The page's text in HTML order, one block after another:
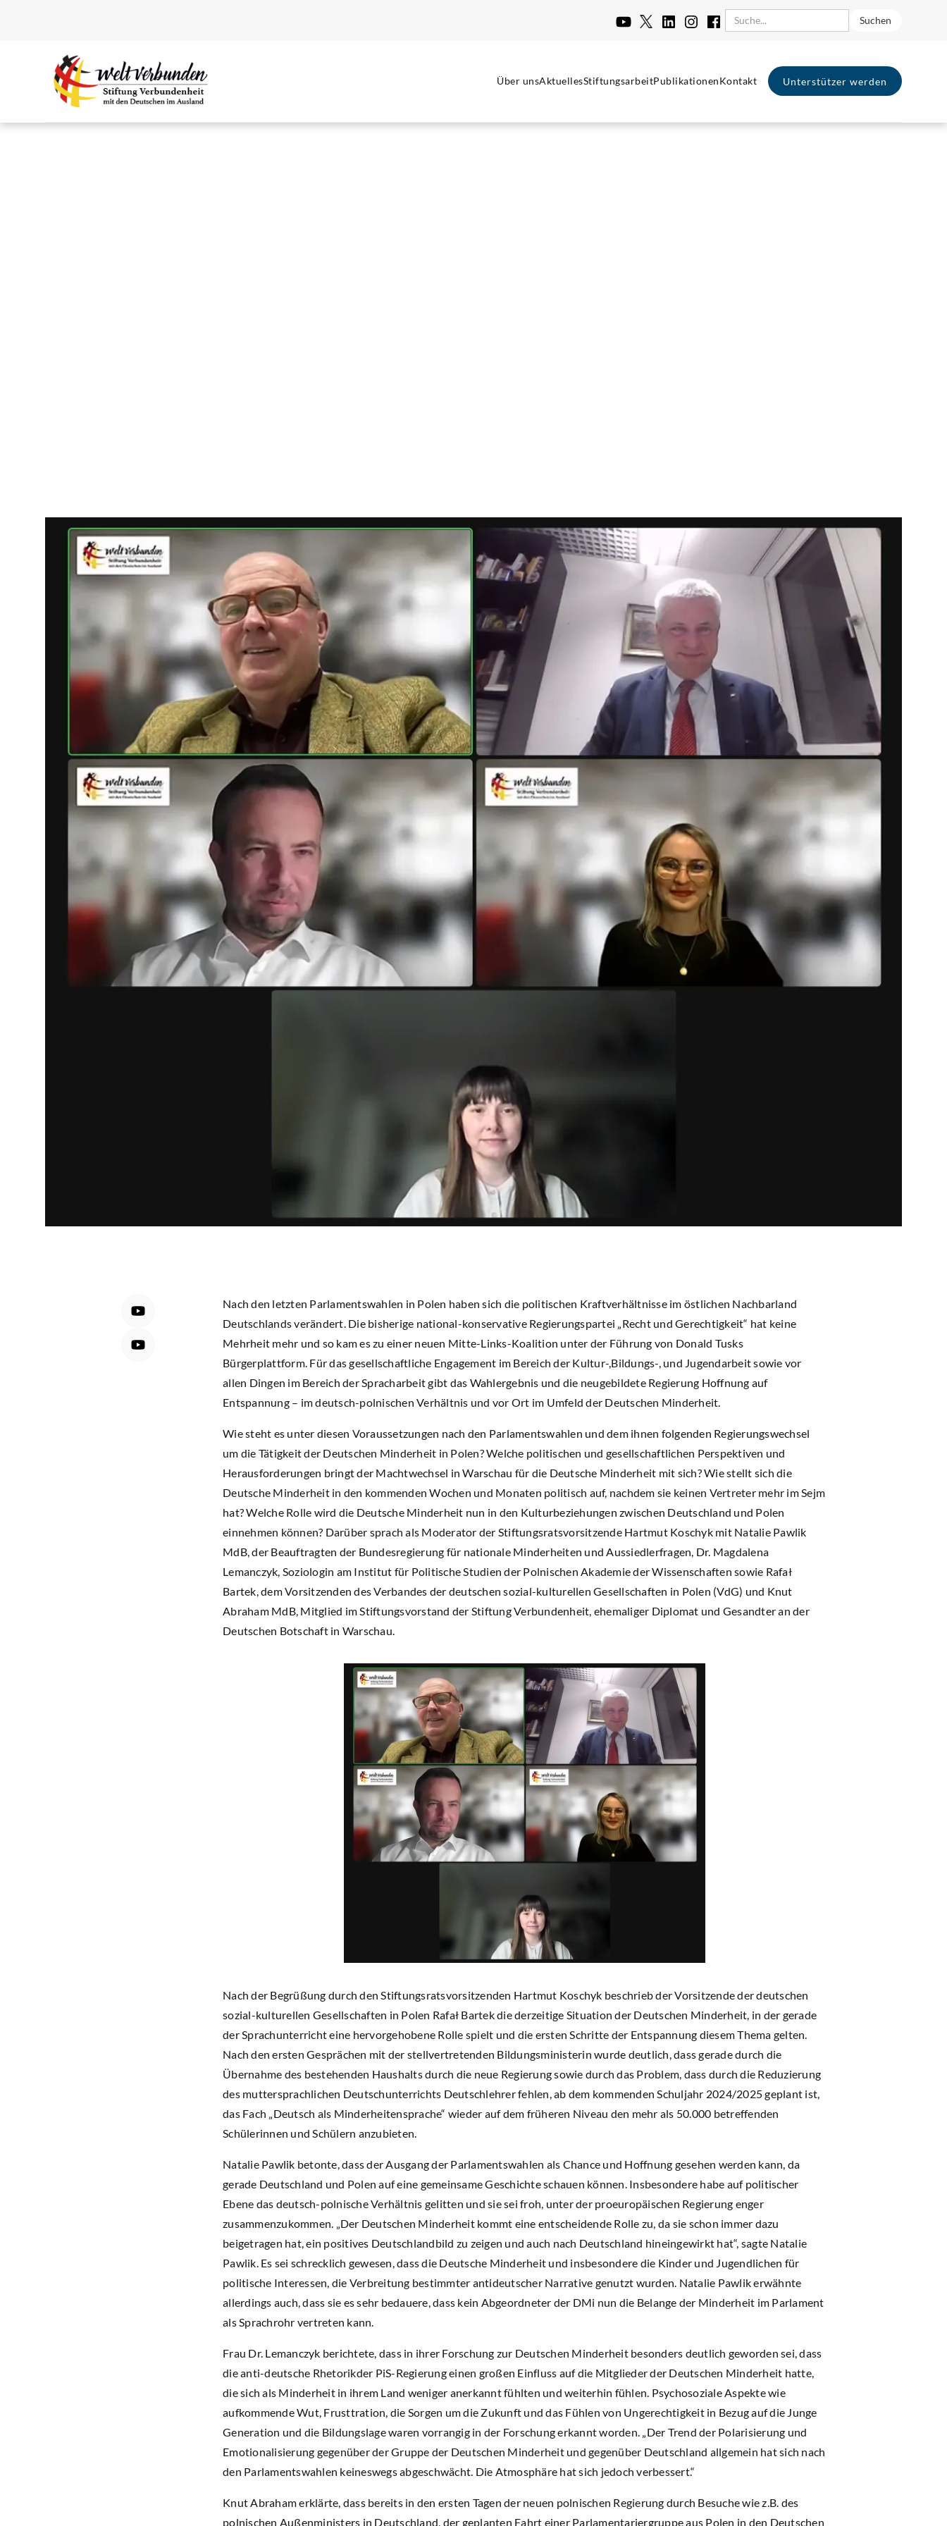
Über unsAktuellesStiftungsarbeitPublikationenKontakt Unterstützer werden
Nach den letzten Parlamentswahlen in Polen haben sich die politischen Kraftverhältnisse im östlichen Nachbarland
Deutschlands verändert. Die bisherige national-konservative Regierungspartei „Recht und Gerechtigkeit“ hat keine
Mehrheit mehr und so kam es zu einer neuen Mitte-Links-Koalition unter der Führung von Donald Tusks
Bürgerplattform. Für das gesellschaftliche Engagement im Bereich der Kultur-,Bildungs-, und Jugendarbeit sowie vor
allen Dingen im Bereich der Spracharbeit gibt das Wahlergebnis und die neugebildete Regierung Hoffnung auf
Entspannung – im deutsch-polnischen Verhältnis und vor Ort im Umfeld der Deutschen Minderheit.
Wie steht es unter diesen Voraussetzungen nach den Parlamentswahlen und dem ihnen folgenden Regierungswechsel
um die Tätigkeit der Deutschen Minderheit in Polen? Welche politischen und gesellschaftlichen Perspektiven und
Herausforderungen bringt der Machtwechsel in Warschau für die Deutsche Minderheit mit sich? Wie stellt sich die
Deutsche Minderheit in den kommenden Wochen und Monaten politisch auf, nachdem sie keinen Vertreter mehr im Sejm
hat? Welche Rolle wird die Deutsche Minderheit nun in den Kulturbeziehungen zwischen Deutschland und Polen
einnehmen können? Darüber sprach als Moderator der Stiftungsratsvorsitzende Hartmut Koschyk mit Natalie Pawlik
MdB, der Beauftragten der Bundesregierung für nationale Minderheiten und Aussiedlerfragen, Dr. Magdalena
Lemanczyk, Soziologin am Institut für Politische Studien der Polnischen Akademie der Wissenschaften sowie Rafał
Bartek, dem Vorsitzenden des Verbandes der deutschen sozial-kulturellen Gesellschaften in Polen (VdG) und Knut
Abraham MdB, Mitglied im Stiftungsvorstand der Stiftung Verbundenheit, ehemaliger Diplomat und Gesandter an der
Deutschen Botschaft in Warschau.
Nach der Begrüßung durch den Stiftungsratsvorsitzenden Hartmut Koschyk beschrieb der Vorsitzende der deutschen
sozial-kulturellen Gesellschaften in Polen Rafał Bartek die derzeitige Situation der Deutschen Minderheit, in der gerade
der Sprachunterricht eine hervorgehobene Rolle spielt und die ersten Schritte der Entspannung diesem Thema gelten.
Nach den ersten Gesprächen mit der stellvertretenden Bildungsministerin wurde deutlich, dass gerade durch die
Übernahme des bestehenden Haushalts durch die neue Regierung sowie durch das Problem, dass durch die Reduzierung
des muttersprachlichen Deutschunterrichts Deutschlehrer fehlen, ab dem kommenden Schuljahr 2024/2025 geplant ist,
das Fach „Deutsch als Minderheitensprache“ wieder auf dem früheren Niveau den mehr als 50.000 betreffenden
Schülerinnen und Schülern anzubieten.
Natalie Pawlik betonte, dass der Ausgang der Parlamentswahlen als Chance und Hoffnung gesehen werden kann, da
gerade Deutschland und Polen auf eine gemeinsame Geschichte schauen können. Insbesondere habe auf politischer
Ebene das deutsch-polnische Verhältnis gelitten und sie sei froh, unter der proeuropäischen Regierung enger
zusammenzukommen. „Der Deutschen Minderheit kommt eine entscheidende Rolle zu, da sie schon immer dazu
beigetragen hat, ein positives Deutschlandbild zu zeigen und auch nach Deutschland hineingewirkt hat“, sagte Natalie
Pawlik. Es sei schrecklich gewesen, dass die Deutsche Minderheit und insbesondere die Kinder und Jugendlichen für
politische Interessen, die Verbreitung bestimmter antideutscher Narrative genutzt wurden. Natalie Pawlik erwähnte
allerdings auch, dass sie es sehr bedauere, dass kein Abgeordneter der DMi nun die Belange der Minderheit im Parlament
als Sprachrohr vertreten kann.
Frau Dr. Lemanczyk berichtete, dass in ihrer Forschung zur Deutschen Minderheit besonders deutlich geworden sei, dass
die anti-deutsche Rhetorikder PiS-Regierung einen großen Einfluss auf die Mitglieder der Deutschen Minderheit hatte,
die sich als Minderheit in ihrem Land weniger anerkannt fühlten und weiterhin fühlen. Psychosoziale Aspekte wie
aufkommende Wut, Frusttration, die Sorgen um die Zukunft und das Fühlen von Ungerechtigkeit in Bezug auf die Junge
Generation und die Bildungslage waren vorrangig in der Forschung erkannt worden. „Der Trend der Polarisierung und
Emotionalisierung gegenüber der Gruppe der Deutschen Minderheit und gegenüber Deutschland allgemein hat sich nach
den Parlamentswahlen keineswegs abgeschwächt. Die Atmosphäre hat sich jedoch verbessert.“
Knut Abraham erklärte, dass bereits in den ersten Tagen der neuen polnischen Regierung durch Besuche wie z.B. des
polnischen Außenministers in Deutschland, der geplanten Fahrt einer Parlamentariergruppe aus Polen in den Deutschen